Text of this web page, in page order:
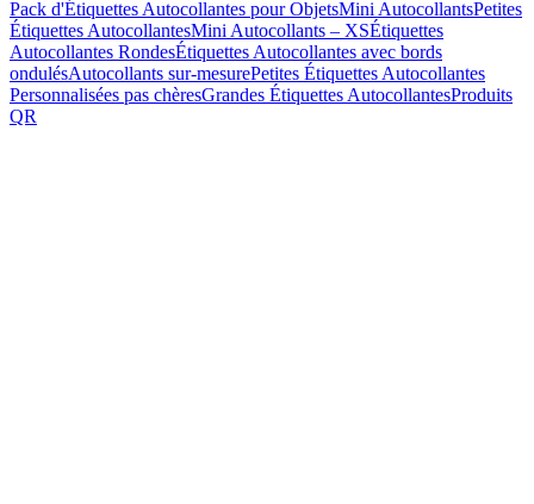
Pack d'Étiquettes Autocollantes pour ObjetsMini AutocollantsPetites
Étiquettes AutocollantesMini Autocollants – XSÉtiquettes
Autocollantes RondesÉtiquettes Autocollantes avec bords
ondulésAutocollants sur-mesurePetites Étiquettes Autocollantes
Personnalisées pas chèresGrandes Étiquettes AutocollantesProduits
QR